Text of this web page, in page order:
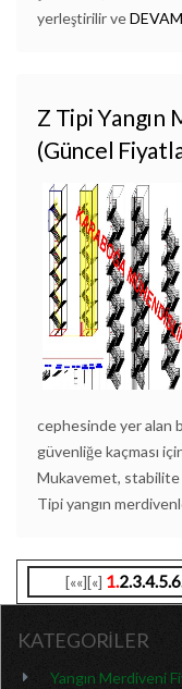
yerleştirilir ve
Z Tipi Yangın
(Güncel
cephesinde yer alan
güvenliğe kaçması
Mukavemet, stabilite
Tipi yangın
[««][«] 1.2.3.4.5.
KATEGORİLER
Yangın Merdiveni